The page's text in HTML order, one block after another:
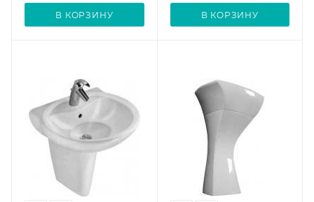
В КОРЗИНУ В КОРЗИНУ